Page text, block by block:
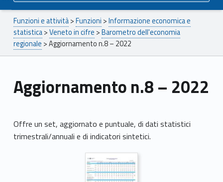
Breadcrumbs navigation
Funzioni e attività>Funzioni >Informazione economica e
statistica>Veneto in cifre >Barometro dell'economia
regionale >Aggiornamento n.8 – 2022
Aggiornamento n.8 – 2022
Offre un set, aggiornato e puntuale, di dati statistici
trimestrali/annuali e di indicatori sintetici.